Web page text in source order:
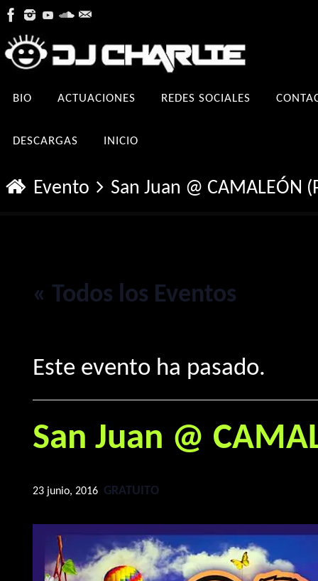
contenido
BIO ACTUACIONES REDES SOCIALES
DESCARGAS INICIO
Evento San Juan @ CAMALEÓN
« Todos los Eventos
Este evento ha pasado.
San Juan @
23 junio, 2016 GRATUITO